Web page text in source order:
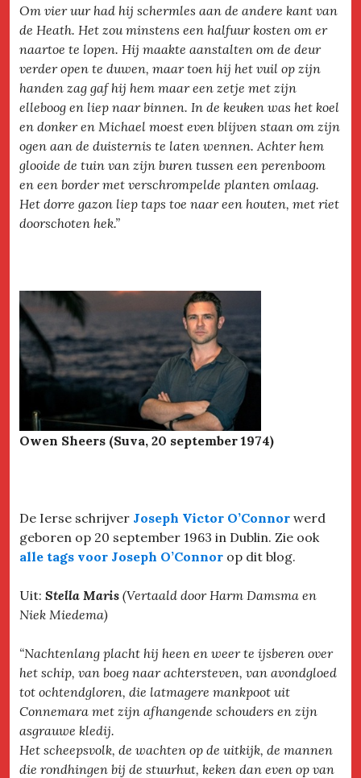
Om vier uur had hij schermles aan de andere kant van
de Heath. Het zou minstens een halfuur kosten om er
naartoe te lopen. Hij maakte aanstalten om de deur
verder open te duwen, maar toen hij het vuil op zijn
handen zag gaf hij hem maar een zetje met zijn
elleboog en liep naar binnen. In de keuken was het koel
en donker en Michael moest even blijven staan om zijn
ogen aan de duisternis te laten wennen. Achter hem
glooide de tuin van zijn buren tussen een perenboom
en een border met verschrompelde planten omlaag.
Het dorre gazon liep taps toe naar een houten, met riet
doorschoten hek.”
Owen Sheers (Suva, 20 september 1974)
De Ierse schrijver Joseph Victor O’Connor werd
geboren op 20 september 1963 in Dublin. Zie ook
alle tags voor Joseph O’Connor op dit blog.
Uit: Stella Maris (Vertaald door Harm Damsma en
Niek Miedema)
“Nachtenlang placht hij heen en weer te ijsberen over
het schip, van boeg naar achtersteven, van avondgloed
tot ochtendgloren, die latmagere mankpoot uit
Connemara met zijn afhangende schouders en zijn
asgrauwe kledij.
Het scheepsvolk, de wachten op de uitkijk, de mannen
die rondhingen bij de stuurhut, keken dan even op van